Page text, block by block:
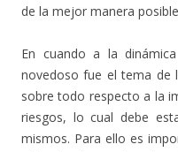
de la mejor manera
En cuando a la
novedoso fue el tema de
sobre todo respecto a la
riesgos, lo cual debe
mismos. Para ello es